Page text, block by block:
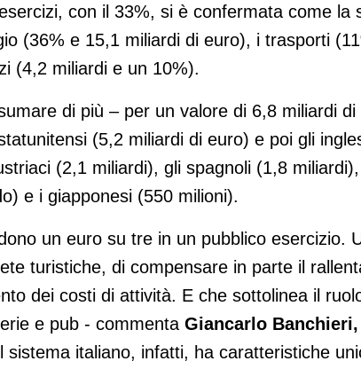
con il 33%, si è confermata come la
(36% e 15,1 miliardi di euro), i trasporti
(4,2 miliardi e un 10%).
di più – per un valore di 6,8 miliardi
(5,2 miliardi di euro) e poi gli
(2,1 miliardi), gli spagnoli (1,8
e i giapponesi (550 milioni).
un euro su tre in un pubblico esercizio.
turistiche, di compensare in parte il
dei costi di attività. E che sottolinea il
e pub - commenta Giancarlo
sistema italiano, infatti, ha caratteristiche